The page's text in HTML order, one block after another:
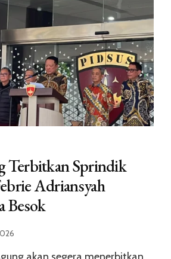
Terbitkan Sprindik
Adriansyah
Besok